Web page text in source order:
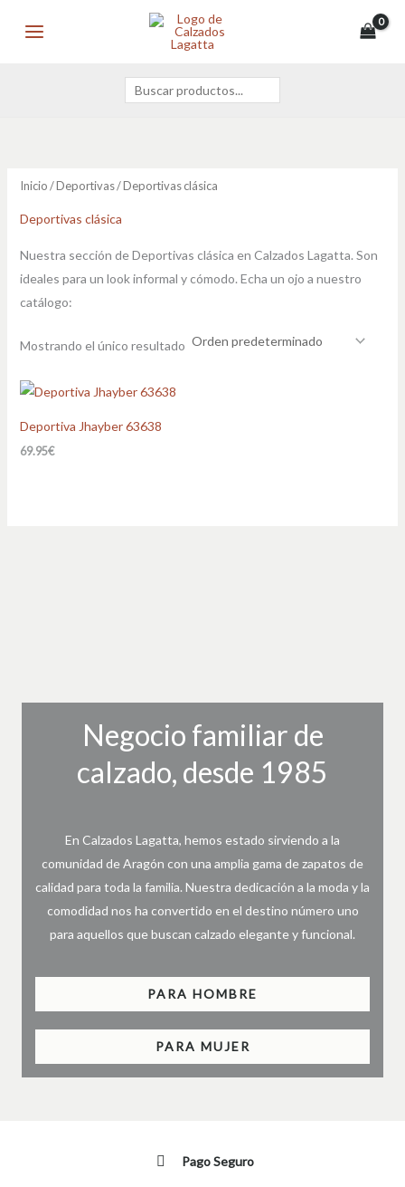
Buscar
Inicio/Deportivas/ Deportivas clásica
Deportivas clásica
Nuestra sección de Deportivas clásica en Calzados Lagatta. Son
ideales para un look informal y cómodo. Echa un ojo a nuestro
catálogo:
Mostrando el único resultado
Deportiva Jhayber 63638
69.95€
Negocio familiar de
calzado, desde 1985
En Calzados Lagatta, hemos estado sirviendo a la
comunidad de Aragón con una amplia gama de zapatos de
calidad para toda la familia. Nuestra dedicación a la moda y la
comodidad nos ha convertido en el destino número uno
para aquellos que buscan calzado elegante y funcional.
PARA HOMBRE
PARA MUJER
Pago Seguro